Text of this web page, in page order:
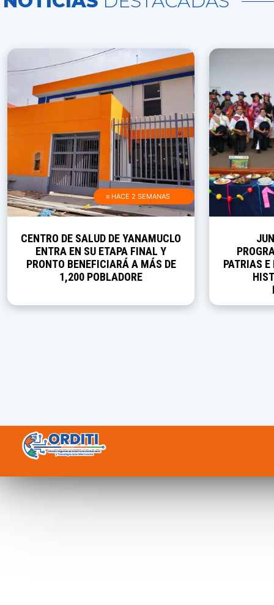
≡ HACE 2 SEMANAS
CENTRO DE SALUD DE YANAMUCLO
ENTRA EN SU ETAPA FINAL Y
PRONTO BENEFICIARÁ A MÁS DE
1,200 POBLADORE
PATRIAS